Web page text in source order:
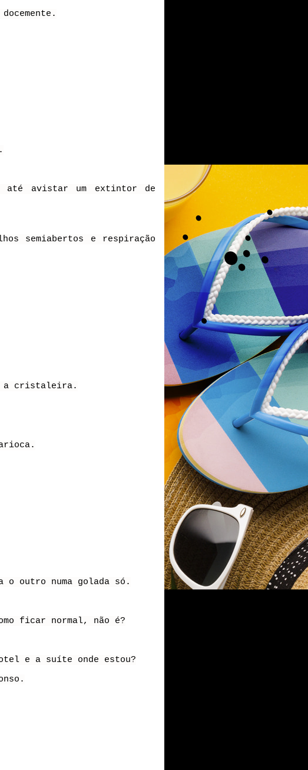
até avistar um extintor de
semiabertos e respiração
a cristaleira.
o outro numa golada só.
ficar normal, não é?
e a suíte onde estou?